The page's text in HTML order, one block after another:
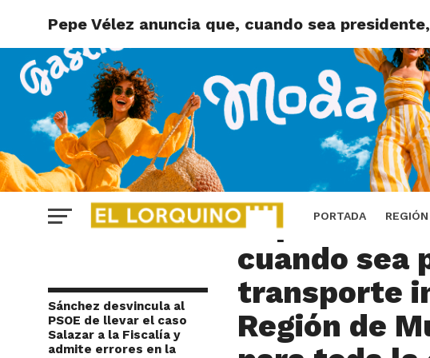
PORTADA
Pepe Vélez anuncia que, cuando sea
Sánchez desvincula al
PSOE de llevar el caso
Salazar a la Fiscalía y
admite errores en la
REGIÓN DE MURCIA
Pepe Vélez
cuando sea
transporte
Región de